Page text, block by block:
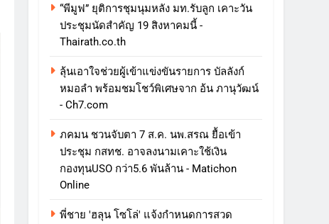
“พีมูฟ” ยุติการชุมนุมหลัง มท.รับลูก เคาะวัน
ประชุมนัดสำคัญ 19 สิงหาคมนี้ -
Thairath.co.th
ลุ้นเอาใจช่วยผู้เข้าแข่งขันรายการ บัลลังก์
หมอลำ พร้อมชมโชว์พิเศษจาก อ้น ภานุวัฒน์
- Ch7.com
ภคมน ชวนจับตา 7 ส.ค. นพ.สรณ ยื้อเข้า
ประชุม กสทช. อาจลงนามเคาะใช้เงิน
กองทุนUSO กว่า5.6 พันล้าน - Matichon
Online
พี่ชาย 'ฮลุน โซโล่' แจ้งกำหนดการสวด